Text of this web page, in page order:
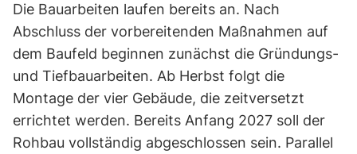
Die Bauarbeiten laufen bereits an. Nach
Abschluss der vorbereitenden Maßnahmen auf
dem Baufeld beginnen zunächst die Gründungs-
und Tiefbauarbeiten. Ab Herbst folgt die
Montage der vier Gebäude, die zeitversetzt
errichtet werden. Bereits Anfang 2027 soll der
Rohbau vollständig abgeschlossen sein. Parallel